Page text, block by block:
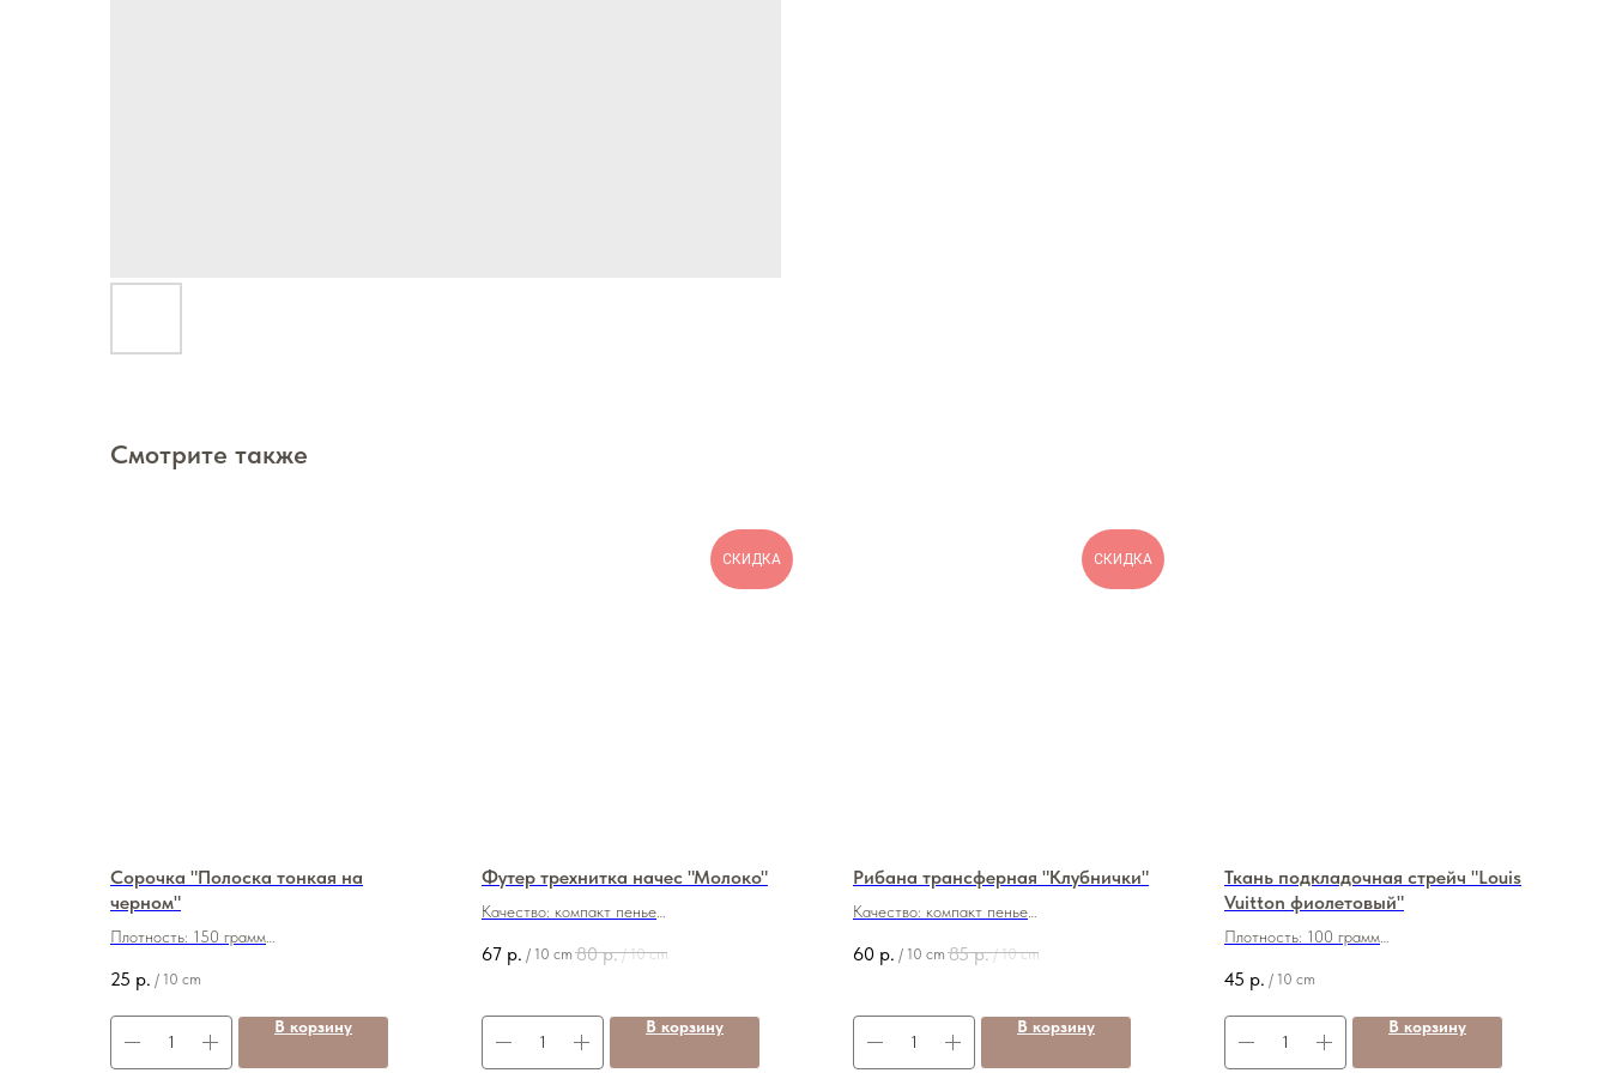
Смотрите также
Сорочка "Полоска тонкая на
черном"
Плотность: 150 грамм
Ширина: 140 см
Цена: 250 руб./м
25 р. / 10 cm
В корзину
СКИДКА
Футер трехнитка начес "Молоко"
Качество: компакт пенье
Состав: 70/30 (хб/пэ)
Цена: 670800руб./м
67 р. / 10 cm 80 р. / 10 cm
В корзину
СКИДКА
Рибана трансферная "Клубнички"
Качество: компакт пенье
Состав: 100% хб
Цена: 600850руб./м
60 р. / 10 cm 85 р. / 10 cm
В корзину
Ткань подкладочная стрейч "Louis
Vuitton фиолетовый"
Плотность: 100 грамм
Ширина: 150 см
Цена: 450 руб./м
45 р. / 10 cm
В корзину